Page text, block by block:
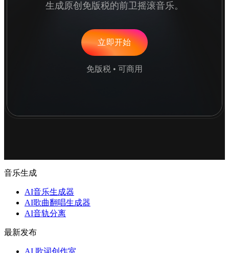
生成原创免版税的前卫摇滚音乐。
立即开始
免版税 • 可商用
音乐生成
AI音乐生成器
AI歌曲翻唱生成器
AI音轨分离
最新发布
AI 歌词创作室